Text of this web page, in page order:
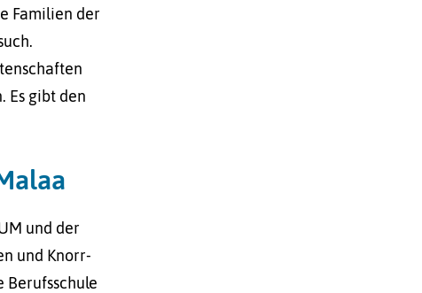
Familien der
Es gibt den
und der
und Knorr-
Berufsschule